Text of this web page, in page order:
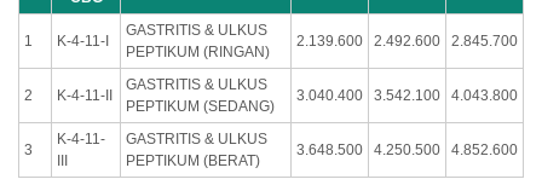
1 K-4-11-I
GASTRITIS & ULKUS
PEPTIKUM (RINGAN)
2.139.600 2.492.600 2.845.700
2 K-4-11-II
GASTRITIS & ULKUS
PEPTIKUM (SEDANG)
3.040.400 3.542.100 4.043.800
3
K-4-11-
GASTRITIS & ULKUS
PEPTIKUM (BERAT)
3.648.500 4.250.500 4.852.600